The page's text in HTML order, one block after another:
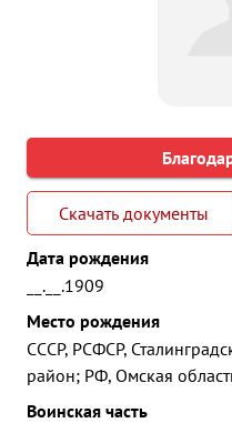
Скачать документы
Дата рождения
__.__.1909
Место рождения
СССР, РСФСР,
район; РФ, Омская
Воинская часть